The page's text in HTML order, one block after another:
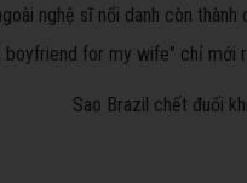
nghệ sĩ nổi danh còn
boyfriend for my wife" chỉ mới